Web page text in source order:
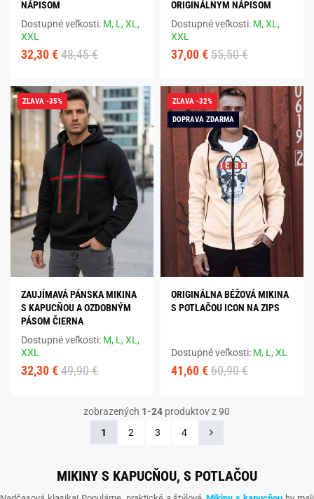
NÁPISOM
Dostupné veľkosti: M, L,XL,
XXL
32,30 € 48,45 €
ORIGINÁLNYM NÁPISOM
Dostupné veľkosti: M,XL,
XXL
37,00 € 55,50 €
ZĽAVA -35%
ZAUJÍMAVÁ PÁNSKA MIKINA
S KAPUCŇOU A OZDOBNÝM
PÁSOM ČIERNA
Dostupné veľkosti: M, L,XL,
XXL
32,30 € 49,90 €
ZĽAVA -32%
DOPRAVA ZDARMA
ORIGINÁLNA BÉŽOVÁ MIKINA
S POTLAČOU ICON NA ZIPS
Dostupné veľkosti: M, L,XL
41,60 € 60,90 €
zobrazených 1-24 produktov z 90
1
2 3 4
MIKINY S KAPUCŇOU, S POTLAČOU